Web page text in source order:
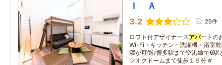
Ｉ Ａ
3.2 25件
ロフト付デザイナーズアパートの
Wi-Fi・キッチン・洗濯機・浴室
濯が可能♪博多駅まで空港線で6
フオクドームまで徒歩１５分☆